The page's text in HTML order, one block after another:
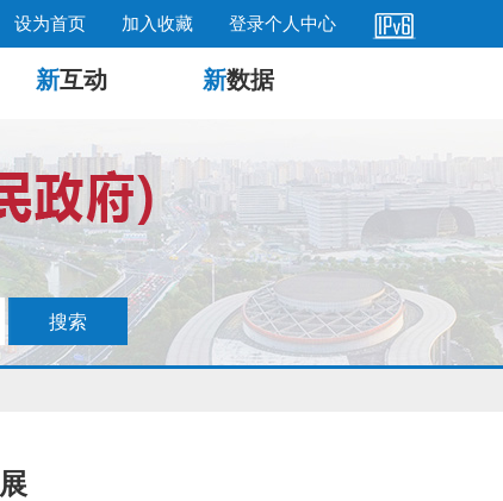
设为首页 加入收藏 登录个人中心
新互动 新数据